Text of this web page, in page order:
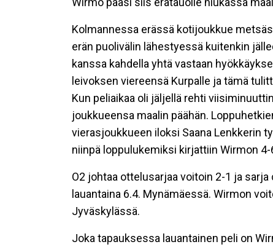
Kolmannessa erässä kotijoukkue
erän puolivälin lähestyessä kuitenkin
kanssa kahdella yhtä vastaan
leivoksen viereensä Kurpalle ja tämä
Kun peliaikaa oli jäljellä rehti
joukkueensa maalin päähän.
vierasjoukkueen iloksi Saana Lenkkerin
niinpä loppulukemiksi kirjattiin Wirmon
O2 johtaa ottelusarjaa voitoin 2-1 ja
lauantaina 6.4. Mynämäessä. Wirmon
Jyväskylässä.
Joka tapauksessa lauantainen peli on